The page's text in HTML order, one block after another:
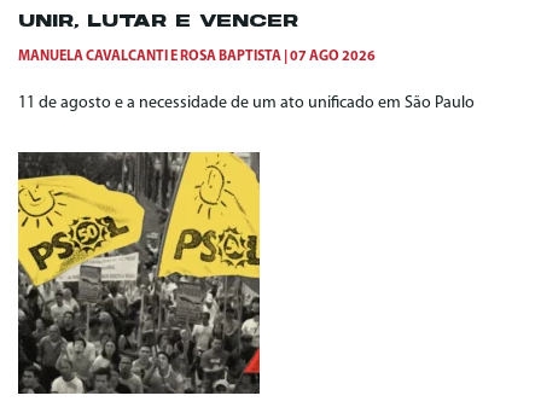
UNIR, LUTAR E VENCER
MANUELA CAVALCANTI E ROSA BAPTISTA 07 AGO 2026
11 de agosto e a necessidade de um ato unificado em São Paulo